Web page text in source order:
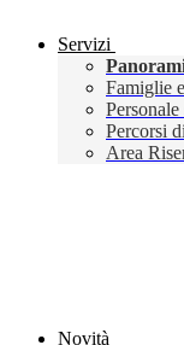
Servizi
Famiglie
Percorsi
Area
Novità